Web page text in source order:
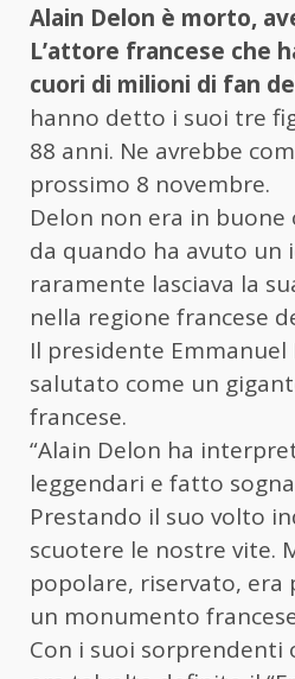
Alain Delon è morto,
L’attore francese che
cuori di milioni di fan
hanno detto i suoi tre
88 anni. Ne avrebbe
prossimo 8 novembre.
Delon non era in
da quando ha avuto un
raramente lasciava la
nella regione francese
Il presidente Emmanuel
salutato come un
francese.
“Alain Delon ha
leggendari e fatto
Prestando il suo volto
scuotere le nostre vite.
popolare, riservato, era
un monumento
Con i suoi sorprendenti